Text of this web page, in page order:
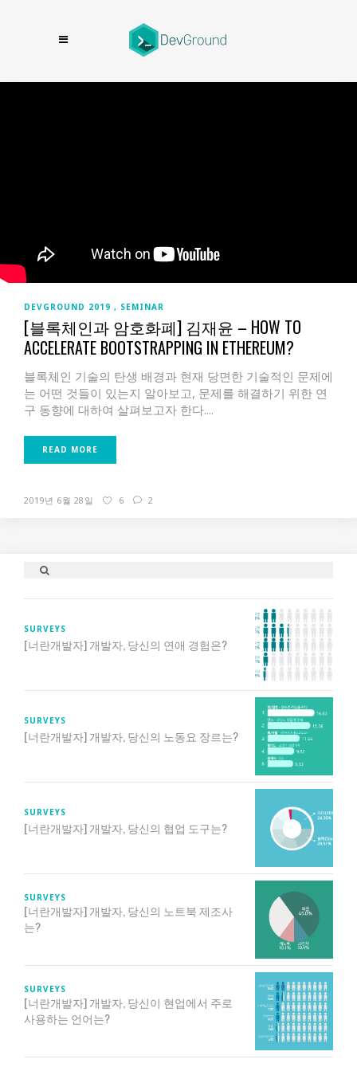
DEVGROUND 2019 SEMINAR
[블록체인과 암호화폐] 김재윤 – HOW TO
ACCELERATE BOOTSTRAPPING IN ETHEREUM?
블록체인 기술의 탄생 배경과 현재 당면한 기술적인 문제에
는 어떤 것들이 있는지 알아보고, 문제를 해결하기 위한 연
구 동향에 대하여 살펴보고자 한다....
READ MORE
2019년 6월 28일 6 2
SURVEYS
[너란개발자] 개발자, 당신의 연애 경험은?
SURVEYS
[너란개발자] 개발자, 당신의 노동요 장르는?
SURVEYS
[너란개발자] 개발자, 당신의 협업 도구는?
SURVEYS
[너란개발자] 개발자, 당신의 노트북 제조사
는?
SURVEYS
[너란개발자] 개발자, 당신이 현업에서 주로
사용하는 언어는?